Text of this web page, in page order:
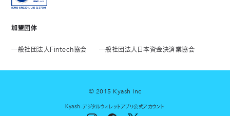
加盟団体
一般社団法人Fintech協会 一般社団法人日本資金決済業協会
© 2015 Kyash Inc
Kyash-デジタルウォレットアプリ公式アカウント